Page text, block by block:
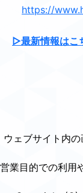
https://
▷最新情報はこ
ウェブサイト内
営業目的での利用